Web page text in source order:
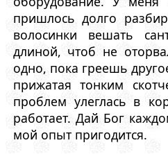
пришлось долго
волосинки вешать
длиной, чтоб не
одно, пока греешь
прижатая тонким
проблем улеглась в
работает. Дай Бог
мой опыт пригодится.